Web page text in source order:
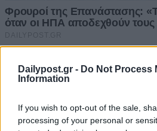
Dailypost.gr - Do Not Process
Information
If you wish to opt-out of the sale,
processing of your personal or